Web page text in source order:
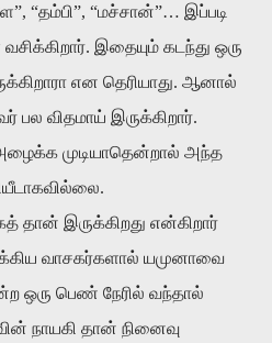
“தம்பி”, “மச்சான்”… இப்படி
இதையும் கடந்து ஒரு
என தெரியாது. ஆனால்
பல விதமாய் இருக்கிறார்.
முடியாதென்றால் அந்த
தான் இருக்கிறது என்கிறார்
வாசகர்களால் யமுனாவை
ஒரு பெண் நேரில் வந்தால்
நாயகி தான் நினைவு